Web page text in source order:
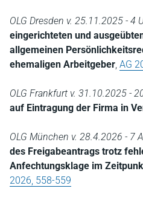
OLG Dresden v. 25.11.2025 - 4
eingerichteten und
allgemeinen
ehemaligen Arbeitgeber, AG
OLG Frankfurt v. 31.10.2025 -
auf Eintragung der Firma in
OLG München v. 28.4.2026 - 7
des Freigabeantrags trotz
Anfechtungsklage im
2026, 558-559